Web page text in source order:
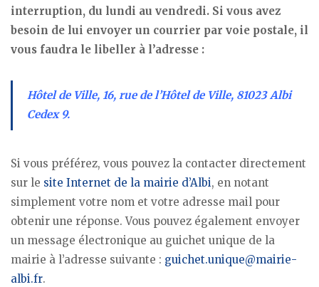
interruption, du lundi au vendredi. Si vous avez
besoin de lui envoyer un courrier par voie postale, il
vous faudra le libeller à l’adresse :
Hôtel de Ville, 16, rue de l’Hôtel de Ville, 81023 Albi
Cedex 9.
Si vous préférez, vous pouvez la contacter directement
sur le site Internet de la mairie d’Albi, en notant
simplement votre nom et votre adresse mail pour
obtenir une réponse. Vous pouvez également envoyer
un message électronique au guichet unique de la
mairie à l’adresse suivante : guichet.unique@mairie-
albi.fr.